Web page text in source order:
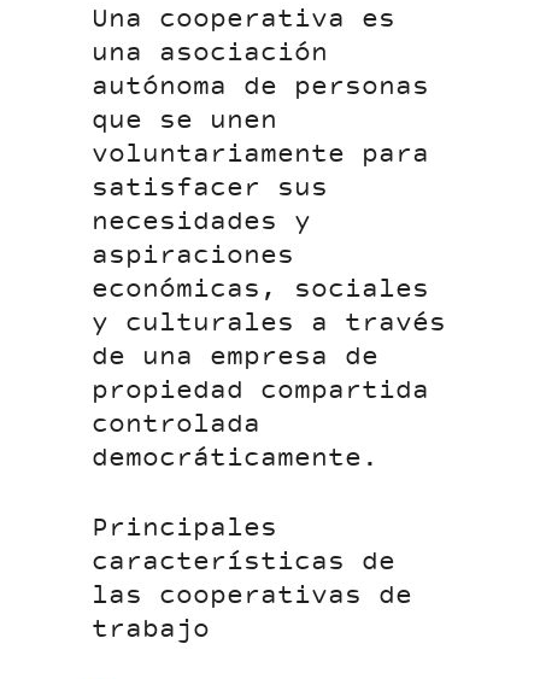
Una cooperativa es
una asociación
autónoma de personas
que se unen
voluntariamente para
satisfacer sus
necesidades y
aspiraciones
económicas, sociales
y culturales a través
de una empresa de
propiedad compartida
controlada
democráticamente.
Principales
características de
las cooperativas de
trabajo